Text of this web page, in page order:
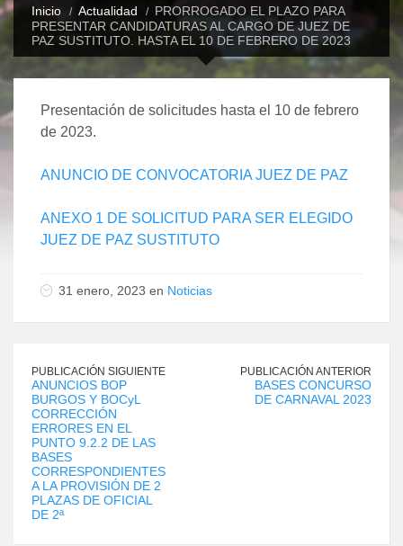
Inicio Actualidad
PRORROGADO EL PLAZO PARA
PRESENTAR CANDIDATURAS AL CARGO DE JUEZ DE
PAZ SUSTITUTO. HASTA EL 10 DE FEBRERO DE 2023
Presentación de solicitudes hasta el 10 de febrero
de 2023.
ANUNCIO DE CONVOCATORIA JUEZ DE PAZ
ANEXO 1 DE SOLICITUD PARA SER ELEGIDO
JUEZ DE PAZ SUSTITUTO
31 enero, 2023 en Noticias
PUBLICACIÓN SIGUIENTE
ANUNCIOS BOP
BURGOS Y BOCyL
CORRECCIÓN
ERRORES EN EL
PUNTO 9.2.2 DE LAS
BASES
CORRESPONDIENTES
A LA PROVISIÓN DE 2
PLAZAS DE OFICIAL
DE 2ª
PUBLICACIÓN ANTERIOR
BASES CONCURSO
DE CARNAVAL 2023